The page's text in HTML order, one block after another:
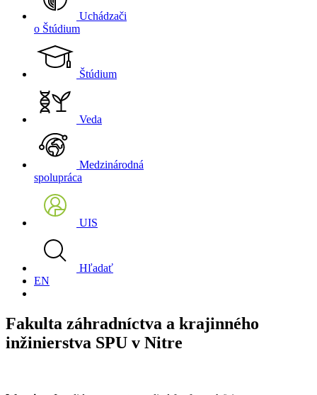
Uchádzači
o Štúdium
Štúdium
Veda
Medzinárodná
spolupráca
UIS
Hľadať
EN
Fakulta záhradníctva a krajinného
inžinierstva SPU v Nitre